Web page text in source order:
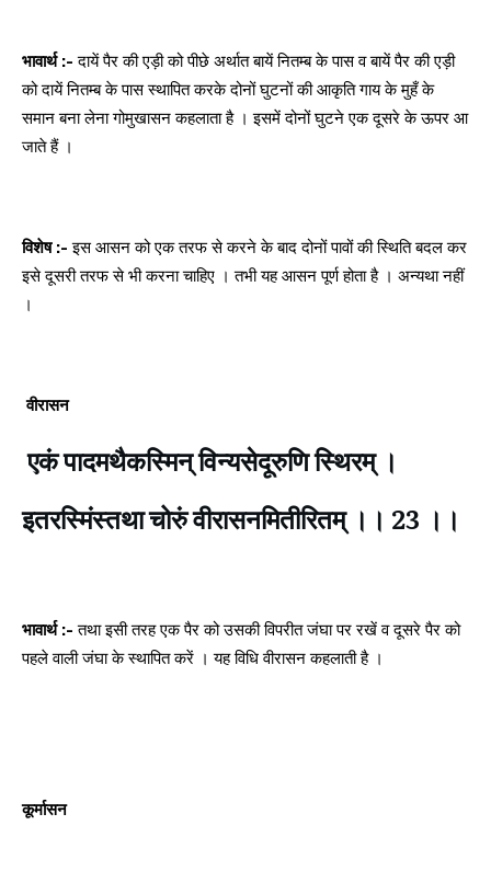
भावार्थ :-दायें पैर की एड़ी को पीछे अर्थात बायें नितम्ब के पास व बायें पैर की एड़ी
को दायें नितम्ब के पास स्थापित करके दोनों घुटनों की आकृति गाय के मुहँ के
समान बना लेना गोमुखासन कहलाता है । इसमें दोनों घुटने एक दूसरे के ऊपर आ
जाते हैं ।
विशेष :-इस आसन को एक तरफ से करने के बाद दोनों पावों की स्थिति बदल कर
इसे दूसरी तरफ से भी करना चाहिए । तभी यह आसन पूर्ण होता है । अन्यथा नहीं
।
वीरासन
एकं पादमथैकस्मिन् विन्यसेदूरुणि स्थिरम् ।
इतरस्मिंस्तथा चोरुं वीरासनमितीरितम् ।। 23 ।।
भावार्थ :-तथा इसी तरह एक पैर को उसकी विपरीत जंघा पर रखें व दूसरे पैर को
पहले वाली जंघा के स्थापित करें । यह विधि वीरासन कहलाती है ।
कूर्मासन